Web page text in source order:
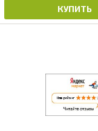
КУПИТЬ